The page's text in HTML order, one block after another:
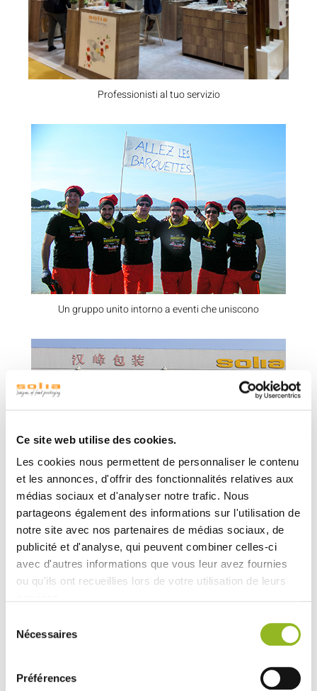
Ce site web utilise des cookies.
Les cookies nous permettent de personnaliser le contenu
et les annonces, d'offrir des fonctionnalités relatives aux
médias sociaux et d'analyser notre trafic. Nous
partageons également des informations sur l'utilisation de
notre site avec nos partenaires de médias sociaux, de
publicité et d'analyse, qui peuvent combiner celles-ci
avec d'autres informations que vous leur avez fournies
ou qu'ils ont recueillies lors de votre utilisation de leurs
Nécessaires
Préférences
Professionisti al tuo servizio
Un gruppo unito intorno a eventi che uniscono
I nostri collaboratori in Cina
SOLIA : UN PERSONALE EFFICIENTE IN
Siamo convinti che il nostro personale sia la risorsa più
personale ascolta le tue esigenze e lavora a stretto contatto